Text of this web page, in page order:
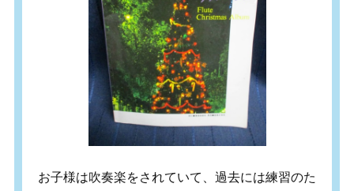
お子様は吹奏楽をされていて、過去には練習のた